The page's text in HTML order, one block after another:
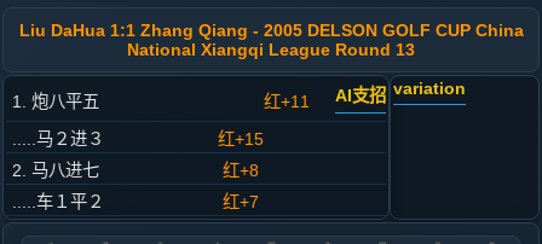
Liu DaHua 1:1 Zhang Qiang - 2005 DELSON GOLF CUP China
National Xiangqi League Round 13
1. 炮八平五 红+11 AI支招
.....马２进３
红+15
2. 马八进七
红+8
.....车１平２
红+7
3. 车九平八
红+7
variation